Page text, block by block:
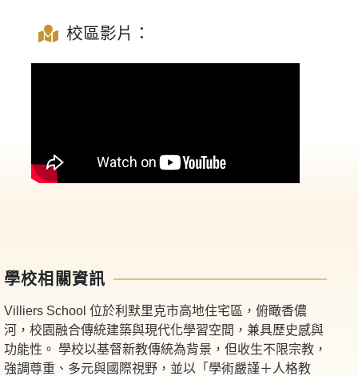
校區影片：
學校相關資訊
Villiers School 位於利默里克市高地住宅區，俯瞰香儂
河，校園融合傳統建築與現代化學習空間，兼具歷史感與
功能性。 學校以基督新教傳統為背景，但收生不限宗教，
強調尊重、多元與國際視野，並以「學術嚴謹＋人格教